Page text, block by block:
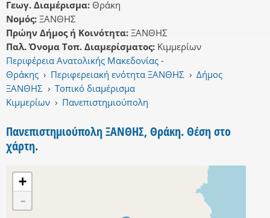
Γεωγ. Διαμέρισμα: Θράκη
Νομός: ΞΑΝΘΗΣ
Πρώην Δήμος ή Κοινότητα: ΞΑΝΘΗΣ
Παλ. Όνομα Τοπ. Διαμερίσματος: Κιμμερίων
Περιφέρεια Ανατολικής Μακεδονίας -
Θράκης › Περιφερειακή ενότητα ΞΑΝΘΗΣ › Δήμος
ΞΑΝΘΗΣ › Τοπικό διαμέρισμα
Κιμμερίων › Πανεπιστημιούπολη
Πανεπιστημιούπολη ΞΑΝΘΗΣ, Θράκη. Θέση στο
χάρτη.
+
-